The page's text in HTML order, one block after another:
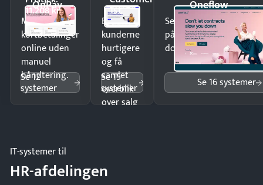
OnPay
11.208 kr
Modtag
kortbetalinger
online uden
manuel
håndtering.
Se 12
systemer
1st
Ekspedér
kunderne
hurtigere
og få
samlet
overblik
over salg
Se 15
systemer
Oneflow
Send kontrakter til
på minutter og mist
dokumenter.
Se 16 systemer
IT-systemer til
HR-afdelingen